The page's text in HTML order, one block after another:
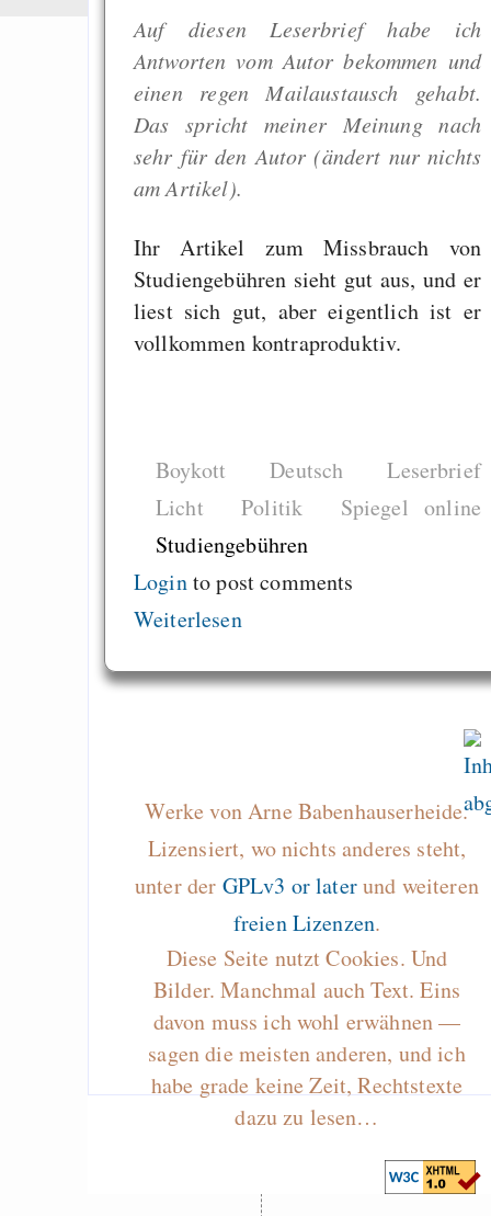
Auf diesen Leserbrief habe ich
Antworten vom Autor bekommen und
einen regen Mailaustausch gehabt.
Das spricht meiner Meinung nach
sehr für den Autor (ändert nur nichts
am Artikel).
Ihr Artikel zum Missbrauch von
Studiengebühren sieht gut aus, und er
liest sich gut, aber eigentlich ist er
vollkommen kontraproduktiv.
Boykott Deutsch
Leserbrief
Licht
Politik
Spiegel online
Studiengebühren
Loginto post comments
Weiterlesen
Werke von Arne Babenhauserheide.
Lizensiert, wo nichts anderes steht,
unter der GPLv3 or laterund weiteren
freien Lizenzen.
Diese Seite nutzt Cookies. Und
Bilder. Manchmal auch Text. Eins
davon muss ich wohl erwähnen —
sagen die meisten anderen, und ich
habe grade keine Zeit, Rechtstexte
dazu zu lesen…
Die erste Million
schwerste: Der
Fehler
Wirtschaftssystems
Musik aus
Zuletzt angezeigt:
Die Ballade des
keep auto-
structure-templates
Strengths and
Draketo neu: Beiträge
Alltag in
Klimaneutralen Welt
Nebelfest -
Rissen
Curb impacts
programming to
EU sovereignty
Es gibt Fakten
Measured
Graben-Neudorf,